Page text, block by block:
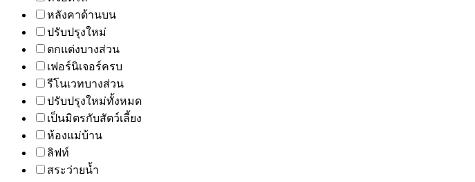
หลังคาด้านบน
ปรับปรุงใหม่
ตกแต่งบางส่วน
เฟอร์นิเจอร์ครบ
รีโนเวทบางส่วน
ปรับปรุงใหม่ทั้งหมด
เป็นมิตรกับสัตว์เลี้ยง
ห้องแม่บ้าน
ลิฟท์
สระว่ายน้ำ